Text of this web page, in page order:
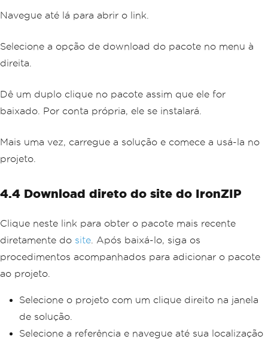
Navegue até lá para abrir o link.
Selecione a opção de download do pacote no menu à
direita.
Dê um duplo clique no pacote assim que ele for
baixado. Por conta própria, ele se instalará.
Mais uma vez, carregue a solução e comece a usá-la no
projeto.
4.4 Download direto do site do IronZIP
Clique neste link para obter o pacote mais recente
diretamente do site . Após baixá-lo, siga os
procedimentos acompanhados para adicionar o pacote
ao projeto.
Selecione o projeto com um clique direito na janela
de solução.
Selecione a referência e navegue até sua localização